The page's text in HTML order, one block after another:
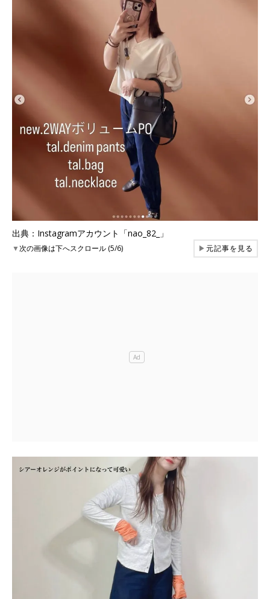
出典：Instagramアカウント「nao_82_」
▼次の画像は下へスクロール (5/6) ▶元記事を見る